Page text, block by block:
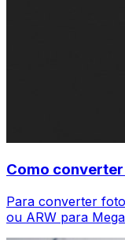
Como
Para converter
ou ARW para